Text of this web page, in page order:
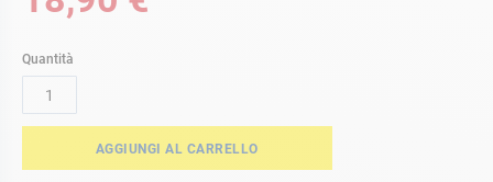
Quantità
AGGIUNGI AL CARRELLO